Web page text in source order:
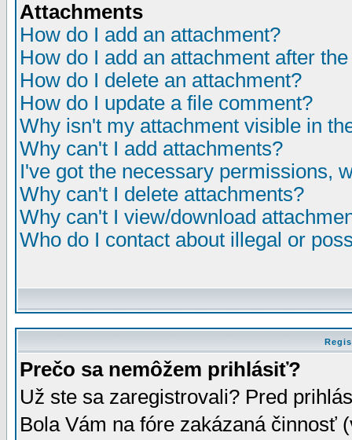
Attachments
How do I add an attachment?
How do I add an attachment after
How do I delete an attachment?
How do I update a file comment?
Why isn't my attachment visible in
Why can't I add attachments?
I've got the necessary permissions,
Why can't I delete attachments?
Why can't I view/download
Who do I contact about illegal or
Prečo sa nemôžem prihlásiť?
Už ste sa zaregistrovali? Pred
Bola Vám na fóre zakázaná činnosť